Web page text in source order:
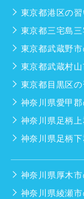
東京都港区の習
東京都三宅島
東京都武蔵野
東京都武蔵村
東京都目黒区
神奈川県愛甲
神奈川県足柄
神奈川県足柄
神奈川県厚木
神奈川県綾瀬